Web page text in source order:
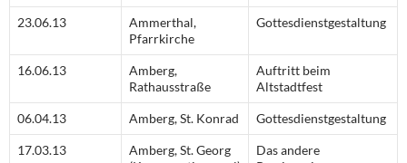
23.06.13
Ammerthal,
Pfarrkirche
Gottesdienstgestaltung
16.06.13
Amberg,
Rathausstraße
Auftritt beim
Altstadtfest
06.04.13 Amberg, St. Konrad Gottesdienstgestaltung
17.03.13
Amberg, St. Georg
Das andere